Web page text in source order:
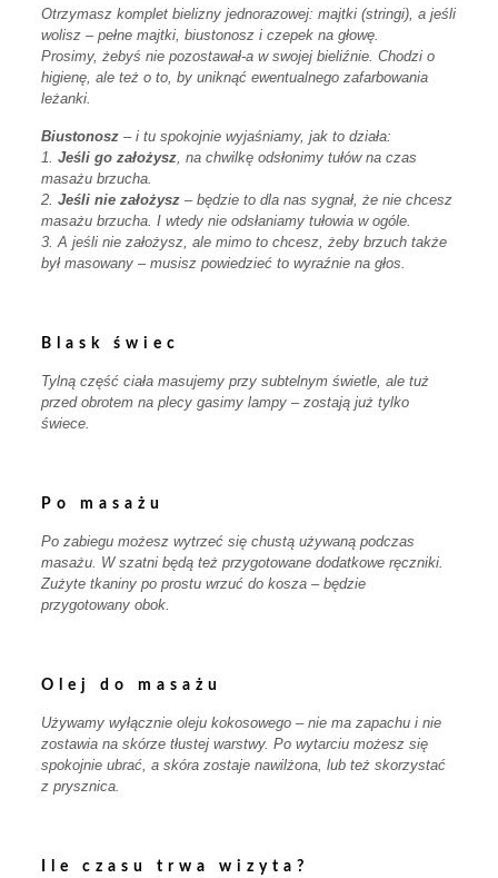
Otrzymasz komplet bielizny jednorazowej: majtki (stringi), a jeśli
wolisz – pełne majtki, biustonosz i czepek na głowę.
Prosimy, żebyś nie pozostawał-a w swojej bieliźnie. Chodzi o
higienę, ale też o to, by uniknąć ewentualnego zafarbowania
leżanki.
Biustonosz– i tu spokojnie wyjaśniamy, jak to działa:
1. Jeśli go założysz, na chwilkę odsłonimy tułów na czas
masażu brzucha.
2. Jeśli nie założysz– będzie to dla nas sygnał, że nie chcesz
masażu brzucha. I wtedy nie odsłaniamy tułowia w ogóle.
3. A jeśli nie założysz, ale mimo to chcesz, żeby brzuch także
był masowany – musisz powiedzieć to wyraźnie na głos.
Blask świec
Tylną część ciała masujemy przy subtelnym świetle, ale tuż
przed obrotem na plecy gasimy lampy – zostają już tylko
świece.
Po masażu
Po zabiegu możesz wytrzeć się chustą używaną podczas
masażu. W szatni będą też przygotowane dodatkowe ręczniki.
Zużyte tkaniny po prostu wrzuć do kosza – będzie
przygotowany obok.
Olej do masażu
Używamy wyłącznie oleju kokosowego – nie ma zapachu i nie
zostawia na skórze tłustej warstwy. Po wytarciu możesz się
spokojnie ubrać, a skóra zostaje nawilżona, lub też skorzystać
z prysznica.
Ile czasu trwa wizyta?